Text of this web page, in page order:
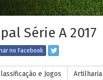
Série A 2017
no Facebook
e Jogos Artilharia